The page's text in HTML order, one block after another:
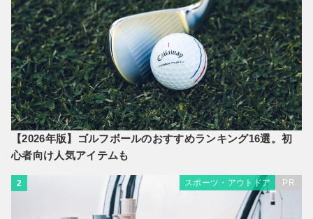
【2026年版】ゴルフボールのおすすめランキング16選。初
心者向け人気アイテムも
2 スポーツ・アウトドア PR